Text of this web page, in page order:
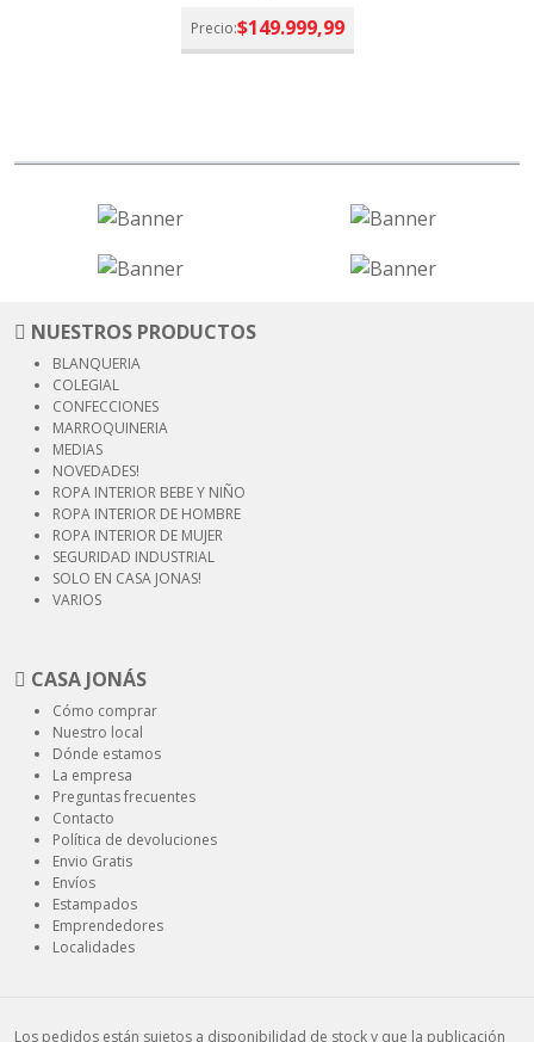
Precio:$149.999,99
NUESTROS PRODUCTOS
BLANQUERIA
COLEGIAL
CONFECCIONES
MARROQUINERIA
MEDIAS
NOVEDADES!
ROPA INTERIOR BEBE Y NIÑO
ROPA INTERIOR DE HOMBRE
ROPA INTERIOR DE MUJER
SEGURIDAD INDUSTRIAL
SOLO EN CASA JONAS!
VARIOS
CASA JONÁS
Cómo comprar
Nuestro local
Dónde estamos
La empresa
Preguntas frecuentes
Contacto
Política de devoluciones
Envio Gratis
Envíos
Estampados
Emprendedores
Localidades
Los pedidos están sujetos a disponibilidad de stock y que la publicación